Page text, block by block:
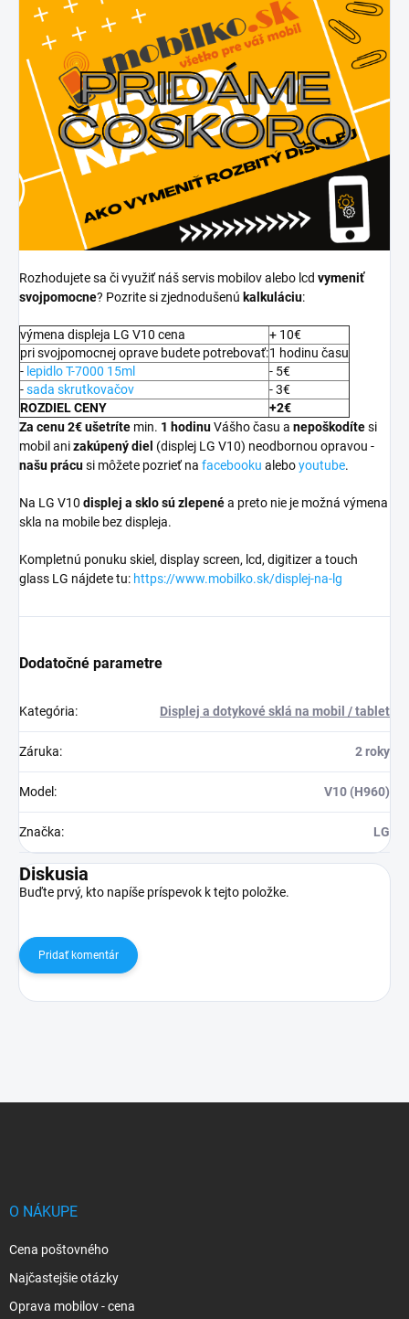
Rozhodujete sa či využiť náš servis mobilov alebo lcd vymeniť
svojpomocne? Pozrite si zjednodušenú kalkuláciu:
výmena displeja LG V10 cena
+ 10€
pri svojpomocnej oprave budete potrebovať:1 hodinu času
- lepidlo T-7000 15ml
- 5€
-sada skrutkovačov
- 3€
ROZDIEL CENY
+2€
Za cenu 2€ ušetríte min. 1 hodinuVášho času a nepoškodítesi
mobil anizakúpený diel (displej LG V10) neodbornou opravou -
našu prácusi môžete pozrieť na facebooku aleboyoutube.
Na LG V10 displej a sklo sú zlepenéa preto nie je možná výmena
skla na mobile bez displeja.
Kompletnú ponuku skiel, display screen, lcd, digitizer a touch
glass LG nájdete tu: https://www.mobilko.sk/displej-na-lg
Dodatočné parametre
Kategória: Displej a dotykové sklá na mobil / tablet
Záruka: 2 roky
Model : V10 (H960)
Značka: LG
Diskusia
Buďte prvý, kto napíše príspevok k tejto položke.
Pridať komentár
O NÁKUPE
Cena poštovného
Najčastejšie otázky
Oprava mobilov - cena